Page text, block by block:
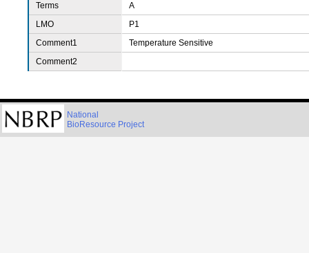
Terms
A
LMO
P1
Comment1
Temperature Sensitive
Comment2
National
BioResource Project